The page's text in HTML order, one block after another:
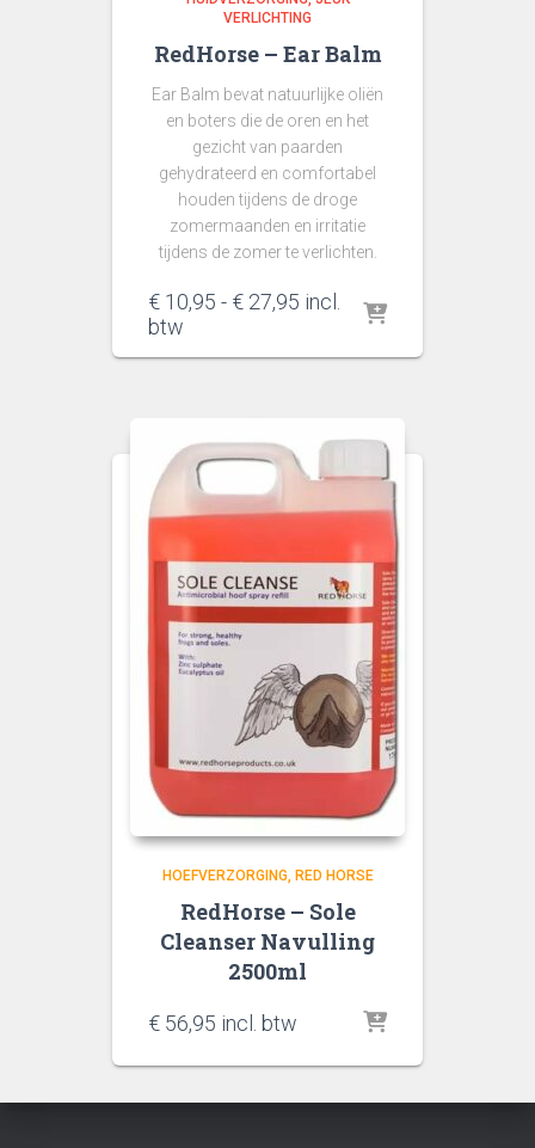
VERLICHTING
RedHorse – Ear Balm
Ear Balm bevat natuurlijke oliën
en boters die de oren en het
gezicht van paarden
gehydrateerd en comfortabel
houden tijdens de droge
zomermaanden en irritatie
tijdens de zomer te verlichten.
€ 10,95 - € 27,95 Prijsklasse:
tot
incl.
btw
HOEFVERZORGING RED HORSE
RedHorse – Sole
Cleanser Navulling
2500ml
€ 56,95 incl. btw